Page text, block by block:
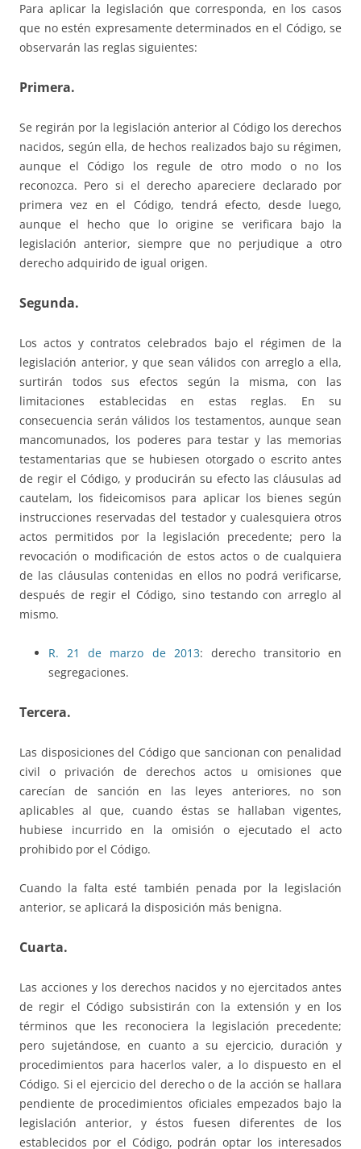
Para aplicar la legislación que corresponda, en los casos
que no estén expresamente determinados en el Código, se
observarán las reglas siguientes:
Primera.
Se regirán por la legislación anterior al Código los derechos
nacidos, según ella, de hechos realizados bajo su régimen,
aunque el Código los regule de otro modo o no los
reconozca. Pero si el derecho apareciere declarado por
primera vez en el Código, tendrá efecto, desde luego,
aunque el hecho que lo origine se verificara bajo la
legislación anterior, siempre que no perjudique a otro
derecho adquirido de igual origen.
Segunda.
Los actos y contratos celebrados bajo el régimen de la
legislación anterior, y que sean válidos con arreglo a ella,
surtirán todos sus efectos según la misma, con las
limitaciones establecidas en estas reglas. En su
consecuencia serán válidos los testamentos, aunque sean
mancomunados, los poderes para testar y las memorias
testamentarias que se hubiesen otorgado o escrito antes
de regir el Código, y producirán su efecto las cláusulas ad
cautelam, los fideicomisos para aplicar los bienes según
instrucciones reservadas del testador y cualesquiera otros
actos permitidos por la legislación precedente; pero la
revocación o modificación de estos actos o de cualquiera
de las cláusulas contenidas en ellos no podrá verificarse,
después de regir el Código, sino testando con arreglo al
mismo.
R. 21 de marzo de 2013: derecho transitorio en
segregaciones.
Tercera.
Las disposiciones del Código que sancionan con penalidad
civil o privación de derechos actos u omisiones que
carecían de sanción en las leyes anteriores, no son
aplicables al que, cuando éstas se hallaban vigentes,
hubiese incurrido en la omisión o ejecutado el acto
prohibido por el Código.
Cuando la falta esté también penada por la legislación
anterior, se aplicará la disposición más benigna.
Cuarta.
Las acciones y los derechos nacidos y no ejercitados antes
de regir el Código subsistirán con la extensión y en los
términos que les reconociera la legislación precedente;
pero sujetándose, en cuanto a su ejercicio, duración y
procedimientos para hacerlos valer, a lo dispuesto en el
Código. Si el ejercicio del derecho o de la acción se hallara
pendiente de procedimientos oficiales empezados bajo la
legislación anterior, y éstos fuesen diferentes de los
establecidos por el Código, podrán optar los interesados